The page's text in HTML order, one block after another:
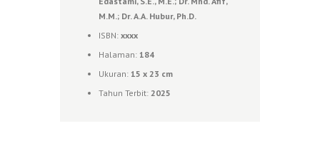
M.M.; Dr. A.A. Hubur, Ph.D.
ISBN: xxxx
Halaman: 184
Ukuran: 15 x 23 cm
Tahun Terbit: 2025